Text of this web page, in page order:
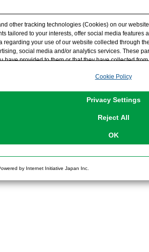
other tracking technologies (Cookies) on our
tailored to your interests, offer social media features
regarding your use of our website collected through
social media and/or analytics services. These
have provided to them or that they have collected
except for Strictly Necessary Cookies, please
consent or rejection settings at any time via
Cookie Policy
Privacy Settings
Reject All
OK
by Internet Initiative Japan Inc.